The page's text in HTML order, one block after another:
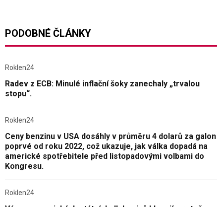
PODOBNÉ ČLÁNKY
Roklen24
Radev z ECB: Minulé inflační šoky zanechaly „trvalou
stopu“.
Roklen24
Ceny benzinu v USA dosáhly v průměru 4 dolarů za galon
poprvé od roku 2022, což ukazuje, jak válka dopadá na
americké spotřebitele před listopadovými volbami do
Kongresu.
Roklen24